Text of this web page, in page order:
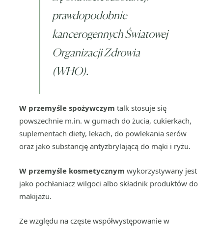
prawdopodobnie
kancerogennych Światowej
Organizacji Zdrowia
(WHO).
W przemyśle spożywczym talk stosuje się
powszechnie m.in. w gumach do żucia, cukierkach,
suplementach diety, lekach, do powlekania serów
oraz jako substancję antyzbrylającą do mąki i ryżu.
W przemyśle kosmetycznym wykorzystywany jest
jako pochłaniacz wilgoci albo składnik produktów do
makijażu.
Ze względu na częste współwystępowanie w